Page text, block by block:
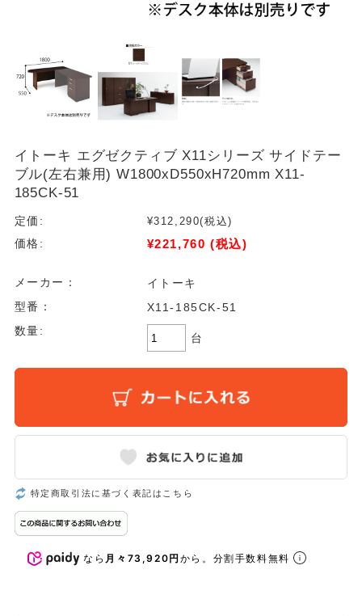
イトーキ エグゼクティブ X11シリーズ サイドテー
ブル(左右兼用) W1800xD550xH720mm X11-
185CK-51
定価: ¥312,290(税込)
価格:
¥221,760 (税込)
メーカー：
イトーキ
型番：
X11-185CK-51
数量:
台
特定商取引法に基づく表記はこちら
なら 月々73,920円から。分割手数料無料